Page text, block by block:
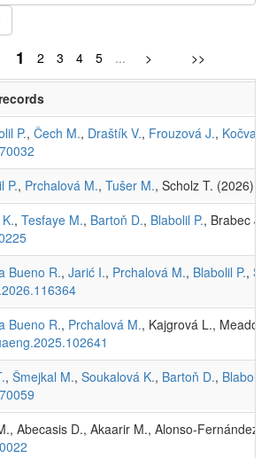
1 2 3 4 5 ... > >>
P., Čech M., Draštík V., Frouzová J.,
P., Prchalová M., Tušer M., Scholz T. (2026)
, Tesfaye M., Bartoň D., Blabolil P., Brabec
Bueno R., Jarić I., Prchalová M., Blabolil P.,
Bueno R., Prchalová M., Kajgrová L.,
, Šmejkal M., Soukalová K., Bartoň D., Blabolil
Abecasis D., Akaarir M., Alonso-